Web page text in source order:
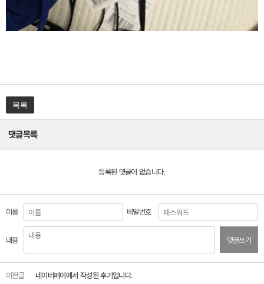
목록
댓글목록
등록된 댓글이 없습니다.
이름 비밀번호
내용 댓글쓰기
이전글 네이버페이에서 작성된 후기입니다.